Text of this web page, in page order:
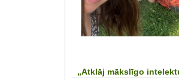
„Atklāj mākslīgo